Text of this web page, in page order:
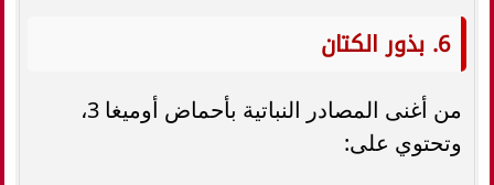
6. بذور الكتان
من أغنى المصادر النباتية بأحماض أوميغا 3،
وتحتوي على: